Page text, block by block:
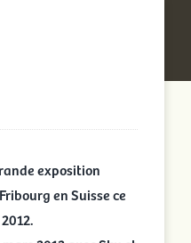
exposition
en Suisse ce